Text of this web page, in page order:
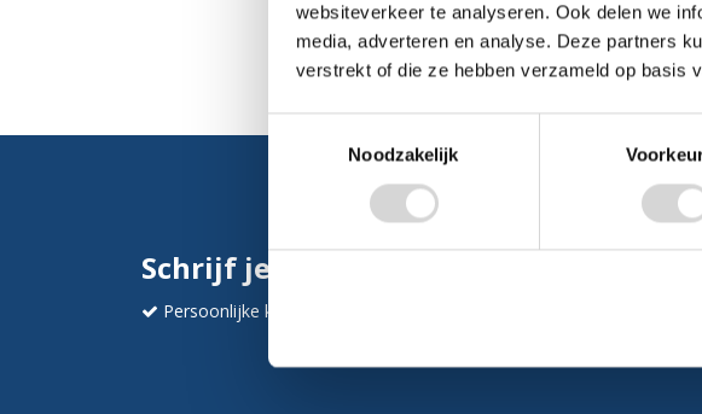
websiteverkeer te analyseren. Ook delen we
media, adverteren en analyse. Deze partners
verstrekt of die ze hebben verzameld op basis
Noodzakelijk
Schrijf je in en ontvang direct 5%
Persoonlijke korting